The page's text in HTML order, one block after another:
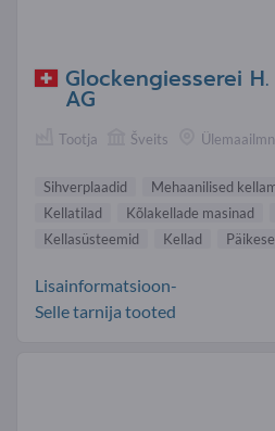
Glockengiesserei
AG
Tootja Šveits
Sihverplaadid
Mehaanilised
Kellatilad
Kõlakellade masinad
Kellasüsteemid
Kellad
Lisainformatsioon-
Selle tarnija tooted